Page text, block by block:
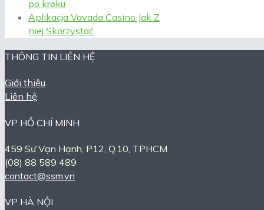
po kroku
Aplikacja Vavada Casino Jak Z
niej Skorzystać
THÔNG TIN LIÊN HỆ
Giới thiệu
Liên hệ
VP HỒ CHÍ MINH
459 Sư Vạn Hạnh, P12, Q.10, TPHCM
(08) 88 589 489
contact@ssm.vn
VP HÀ NỘI